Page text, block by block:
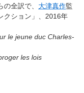
全訳で、 大津真作監
クション」、2016年
le jeune duc Charles-
les lois